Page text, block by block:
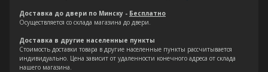
Доставка до двери по Минску - Бесплатно
Осуществляется со склада магазина до двери.
Доставка в другие населенные пункты
Стоимость доставки товара в другие населенные пункты рассчитывается
индивидуально. Цена зависит от удаленности конечного адреса от склада
нашего магазина.
Остались вопросы?
Оставьте свои контакты. Наш